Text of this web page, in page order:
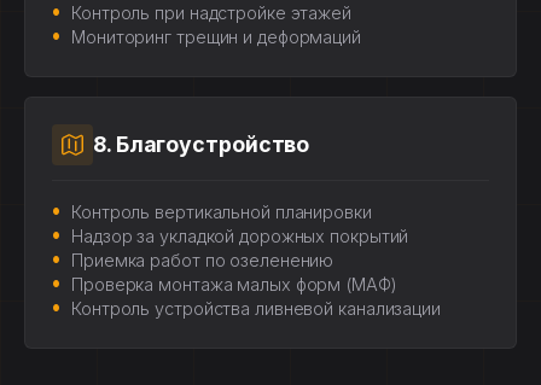
Контроль при надстройке этажей
Мониторинг трещин и деформаций
8. Благоустройство
Контроль вертикальной планировки
Надзор за укладкой дорожных покрытий
Приемка работ по озеленению
Проверка монтажа малых форм (МАФ)
Контроль устройства ливневой канализации